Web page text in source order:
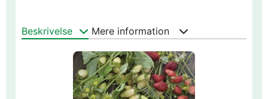
Beskrivelse Mere information